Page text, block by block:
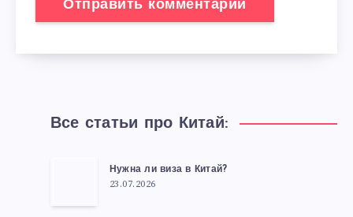
Все статьи про Китай:
Нужна ли виза в Китай?
23.07.2026